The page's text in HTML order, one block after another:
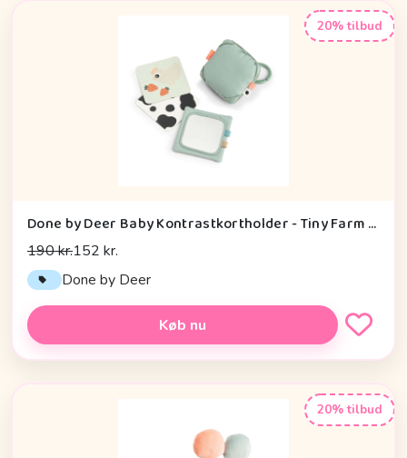
20% tilbud
Done by Deer Baby Kontrastkortholder - Tiny Farm - Grøn
190 kr.152 kr.
Done by Deer
Køb nu
20% tilbud